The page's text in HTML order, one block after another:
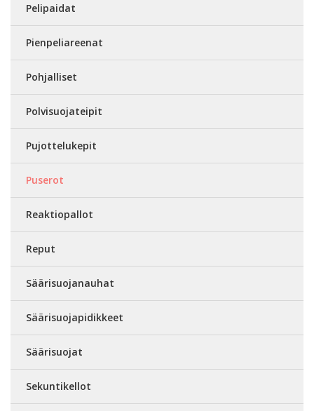
Pelipaidat
Pienpeliareenat
Pohjalliset
Polvisuojateipit
Pujottelukepit
Puserot
Reaktiopallot
Reput
Säärisuojanauhat
Säärisuojapidikkeet
Säärisuojat
Sekuntikellot